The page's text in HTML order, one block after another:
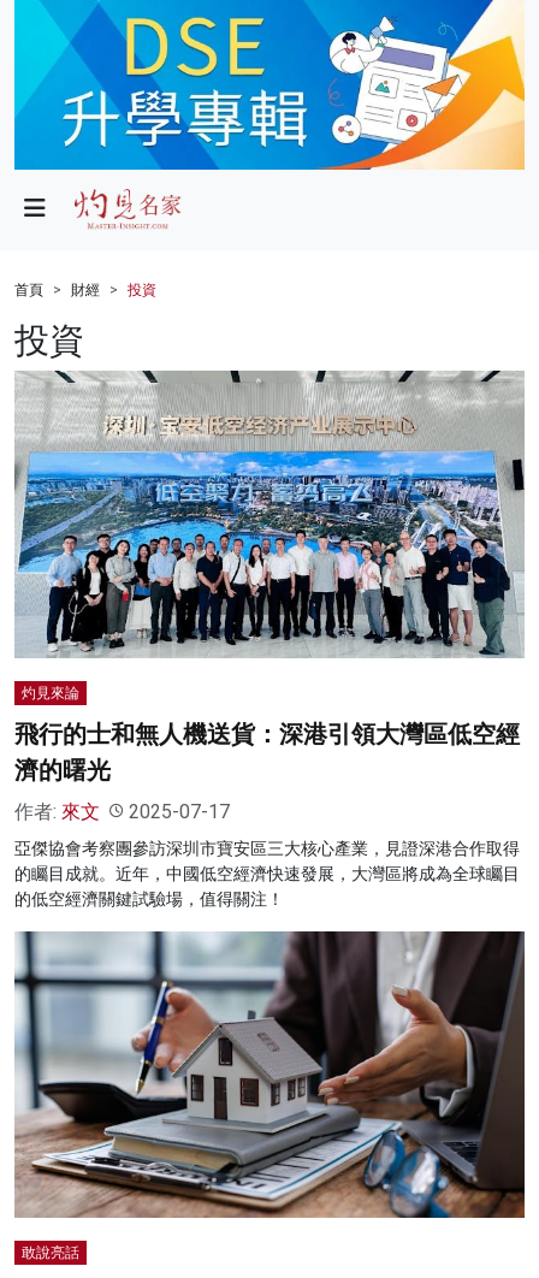
政局
財經
生活
健康
商業
科技
影片
名家榜
灼見活動
首頁 財經 投資
投資
灼見來論
飛行的士和無人機送貨：深港引領大灣區低空經
濟的曙光
作者: 來文 2025-07-17
亞傑協會考察團參訪深圳市寶安區三大核心產業，見證深港合作取得
的矚目成就。近年，中國低空經濟快速發展，大灣區將成為全球矚目
的低空經濟關鍵試驗場，值得關注！
敢說亮話